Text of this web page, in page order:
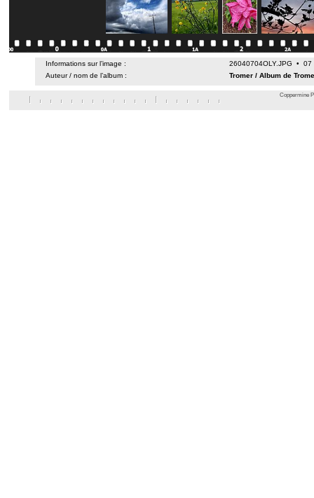
Informations sur l’image :
26040704OLY.JPG •
Auteur / nom de l’album :
Tromer / Album de
Coppermine